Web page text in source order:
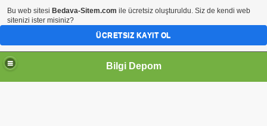
Bilgi Depom
Bu web sitesi Bedava-Sitem.com ile ücretsiz oluşturuldu. Siz de kendi web
sitenizi ister misiniz?
ÜCRETSIZ KAYIT OL